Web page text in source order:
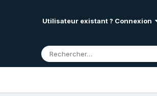
Utilisateur existant ? Connexion